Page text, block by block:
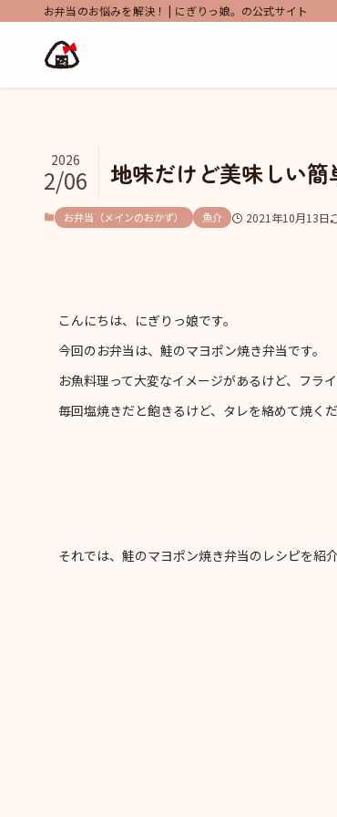
お弁当のお悩みを解決！ | にぎりっ娘。の公式サイト
地味だけど美味しい
2026
2/06
お弁当（メインのおかず） 魚介 2021年10月13日
こんにちは、にぎりっ娘です。
今回のお弁当は、鮭のマヨポン焼き弁当です。
お魚料理って大変なイメージがあるけど、フラ
毎回塩焼きだと飽きるけど、タレを絡めて焼く
それでは、鮭のマヨポン焼き弁当のレシピを紹介